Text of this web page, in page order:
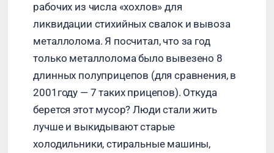
рабочих из числа «хохлов» для
ликвидации стихийных свалок и вывоза
металлолома. Я посчитал, что за год
только металлолома было вывезено 8
длинных полуприцепов (для сравнения, в
2001году — 7 таких прицепов). Откуда
берется этот мусор? Люди стали жить
лучше и выкидывают старые
холодильники, стиральные машины,